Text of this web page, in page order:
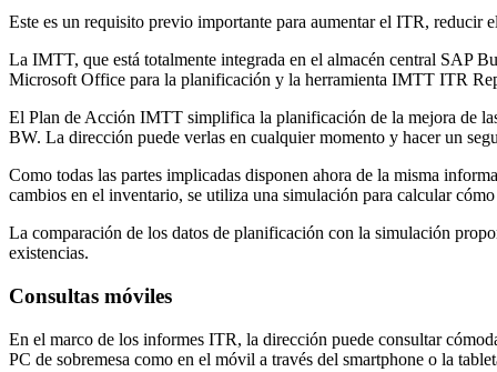
Este es un requisito previo importante para aumentar el ITR,
La IMTT, que está totalmente integrada en el almacén central SAP
Microsoft Office para la planificación y la herramienta IMTT ITR
El Plan de Acción IMTT simplifica la planificación de la mejora de
BW. La dirección puede verlas en cualquier momento y hacer un
Como todas las partes implicadas disponen ahora de la misma
cambios en el inventario, se utiliza una simulación para calcular
La comparación de los datos de planificación con la simulación
existencias.
Consultas móviles
En el marco de los informes ITR, la dirección puede consultar
PC de sobremesa como en el móvil a través del smartphone o la